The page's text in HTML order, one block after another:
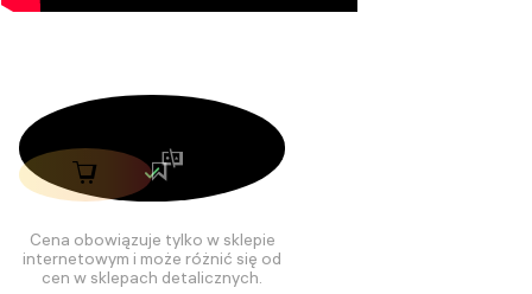
Cena obowiązuje tylko w sklepie
internetowym i może różnić się od
cen w sklepach detalicznych.